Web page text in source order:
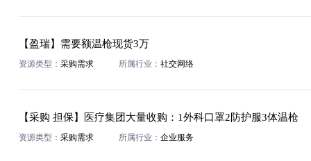
【盈瑞】需要额温枪现货3万
资源类型： 采购需求 所属行业： 社交网络
【采购 担保】医疗集团大量收购：1外科口罩2防护服3体温枪
资源类型： 采购需求 所属行业： 企业服务